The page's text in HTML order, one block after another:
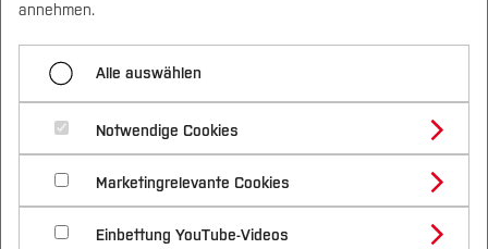
Studium
Studienangebote
Bachelorstudiengänge
Masterstudiengänge
Vor dem Studium
Bewerben & Einschreiben
Bewerbungsportal
Im Studium
Studienbüros und Prüfungen
Nach dem Studium
Forschung & Transfer
Profil
Forschungs- und Transferprofil
Schwerpunkte (FuT)
Beratung & Förderung
Nachhaltigkeit
Nachhaltigkeit studieren
International
19.05.2023
Der erste Tag mit unserer
Verteilerbox hätte nicht besser
laufen können!
annehmen.
Alle auswählen
Notwendige Cookies
Marketingrelevante Cookies
Einbettung YouTube-Videos